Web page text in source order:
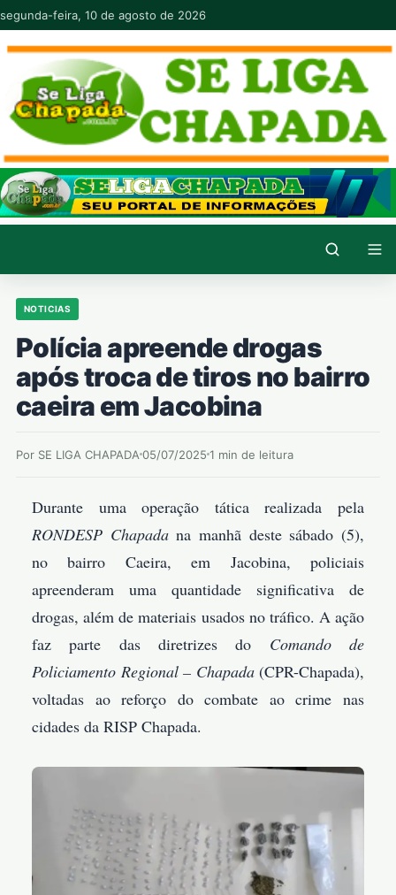
Pular para o conteúdo
segunda-feira, 10 de agosto de 2026
NOTICIAS
Polícia apreende drogas
após troca de tiros no bairro
caeira em Jacobina
Por SE LIGA CHAPADA 05/07/2025 1 min de leitura
Durante uma operação tática realizada pela
RONDESP Chapadana manhã deste sábado (5),
no bairro Caeira, em Jacobina, policiais
apreenderam uma quantidade significativa de
drogas, além de materiais usados no tráfico. A ação
faz parte das diretrizes do Comando de
Policiamento Regional – Chapada(CPR-Chapada),
voltadas ao reforço do combate ao crime nas
cidades da RISP Chapada.